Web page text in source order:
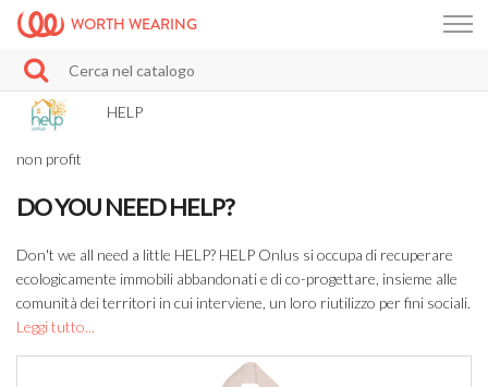
WORTH WEARING
HELP
non profit
DO YOU NEED HELP?
Don't we all need a little HELP? HELP Onlus si occupa di recuperare
ecologicamente immobili abbandonati e di co-progettare, insieme alle
comunità dei territori in cui interviene, un loro riutilizzo per fini sociali.
Leggi tutto...